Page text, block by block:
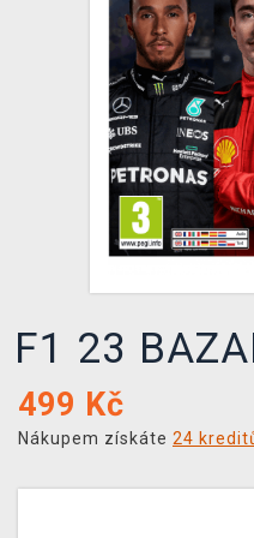
DOPRAVA
XZONE KLUB
TCG & BOARDGAME
VÝKUP HER (BAZAR)
F1 23
499 Kč
Nákupem získáte 24